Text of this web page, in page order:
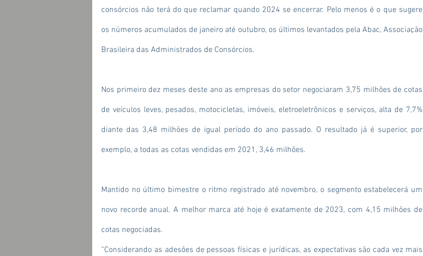
consórcios não terá do que reclamar quando 2024 se encerrar. Pelo menos é o que sugere
os números acumulados de janeiro até outubro, os últimos levantados pela Abac, Associação
Brasileira das Administrados de Consórcios.
Nos primeiro dez meses deste ano as empresas do setor negociaram 3,75 milhões de cotas
de veículos leves, pesados, motocicletas, imóveis, eletroeletrônicos e serviços, alta de 7,7%
diante das 3,48 milhões de igual período do ano passado. O resultado já é superior, por
exemplo, a todas as cotas vendidas em 2021, 3,46 milhões.
Mantido no último bimestre o ritmo registrado até novembro, o segmento estabelecerá um
novo recorde anual. A melhor marca até hoje é exatamente de 2023, com 4,15 milhões de
cotas negociadas.
“Considerando as adesões de pessoas físicas e jurídicas, as expectativas são cada vez mais